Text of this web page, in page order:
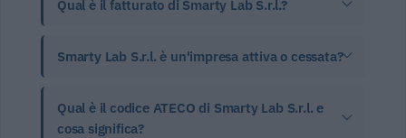
Qual è il fatturato di Smarty Lab S.r.l.?
Smarty Lab S.r.l. è un'impresa attiva o cessata?
Qual è il codice ATECO di Smarty Lab S.r.l. e
cosa significa?